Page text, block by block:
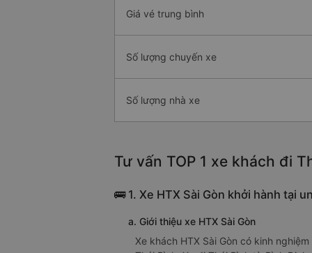
Giá vé trung bình
Số lượng chuyến xe
Số lượng nhà xe
Tư vấn TOP 1 xe khách đi
🚌 1. Xe HTX Sài Gòn khởi hành tại
a. Giới thiệu xe HTX Sài Gòn
Xe khách HTX Sài Gòn có kinh